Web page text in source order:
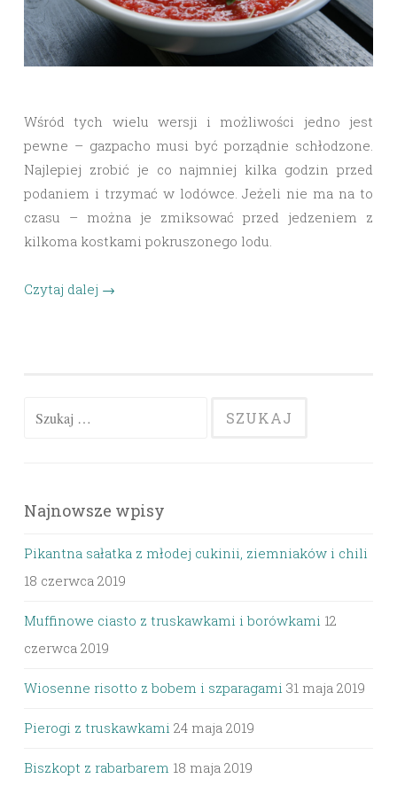
Wśród tych wielu wersji i możliwości jedno jest
pewne – gazpacho musi być porządnie schłodzone.
Najlepiej zrobić je co najmniej kilka godzin przed
podaniem i trzymać w lodówce. Jeżeli nie ma na to
czasu – można je zmiksować przed jedzeniem z
kilkoma kostkami pokruszonego lodu.
Czytaj dalej →
Szukaj:
Najnowsze wpisy
Pikantna sałatka z młodej cukinii, ziemniaków i chili
18 czerwca 2019
Muffinowe ciasto z truskawkami i borówkami 12
czerwca 2019
Wiosenne risotto z bobem i szparagami 31 maja 2019
Pierogi z truskawkami 24 maja 2019
Biszkopt z rabarbarem 18 maja 2019